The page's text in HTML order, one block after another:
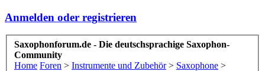
Anmelden oder registrieren
Saxophonforum.de - Die deutschsprachige Saxophon-
Community
Home Foren > Instrumente und Zubehör > Saxophone >